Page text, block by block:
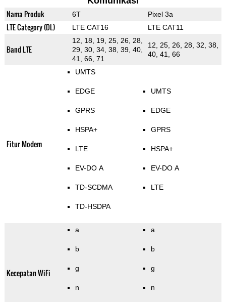
Nama Produk 6T Pixel 3a
LTE Category (DL) LTE CAT16 LTE CAT11
Band LTE
12, 18, 19, 25, 26, 28,
29, 30, 34, 38, 39, 40,
41, 66, 71
12, 25, 26, 28, 32, 38,
40, 41, 66
Fitur Modem
UMTS
EDGE
GPRS
HSPA+
LTE
EV-DO A
TD-SCDMA
TD-HSDPA
UMTS
EDGE
GPRS
HSPA+
EV-DO A
LTE
Kecepatan WiFi
a
b
g
n
a
b
g
n